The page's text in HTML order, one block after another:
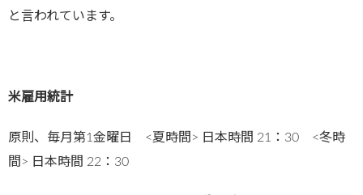
と言われています。
米雇用統計
原則、毎月第1金曜日 <夏時間> 日本時間 21：30 <冬時
間> 日本時間 22：30